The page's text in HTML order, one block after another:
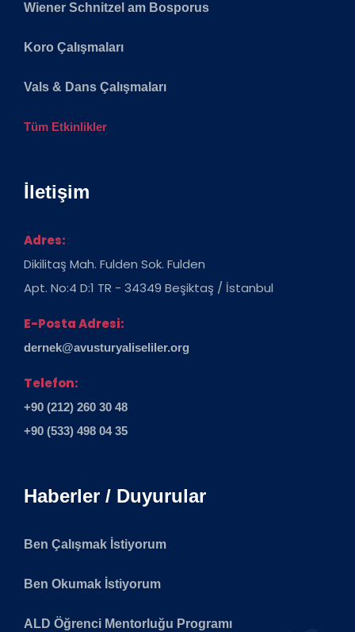
Wiener Schnitzel am Bosporus
Koro Çalışmaları
Vals & Dans Çalışmaları
Tüm Etkinlikler
İletişim
Adres:
Dikilitaş Mah. Fulden Sok. Fulden
Apt. No:4 D:1 TR - 34349 Beşiktaş / İstanbul
E-Posta Adresi:
dernek@avusturyaliseliler.org
Telefon:
+90 (212) 260 30 48
+90 (533) 498 04 35
Haberler / Duyurular
Ben Çalışmak İstiyorum
Ben Okumak İstiyorum
ALD Öğrenci Mentorluğu Programı